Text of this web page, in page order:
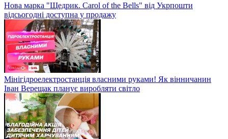
Нова марка "Щедрик. Carol of the Bells" від Укрпошти
відсьогодні доступна у продажу
Мінігідроелектростанція власними руками! Як вінничанин
Іван Верещак планує виробляти світло